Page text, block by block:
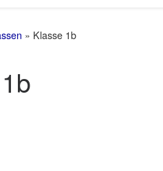
» Klasse 1b